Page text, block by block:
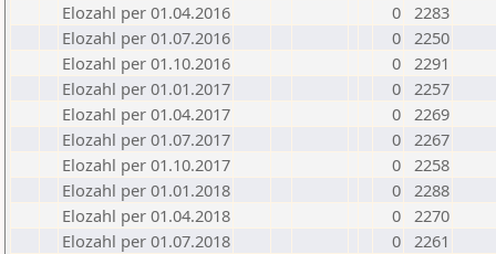
Elozahl per 01.04.2016
0 2283
Elozahl per 01.07.2016
0 2250
Elozahl per 01.10.2016
0 2291
Elozahl per 01.01.2017
0 2257
Elozahl per 01.04.2017
0 2269
Elozahl per 01.07.2017
0 2267
Elozahl per 01.10.2017
0 2258
Elozahl per 01.01.2018
0 2288
Elozahl per 01.04.2018
0 2270
Elozahl per 01.07.2018
0 2261